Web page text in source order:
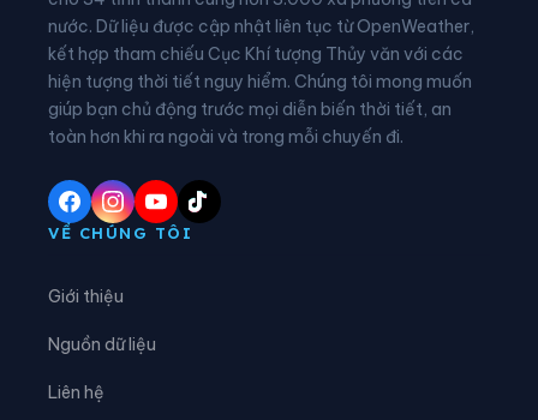
Xã Bảo Lâm 2 Xã Bảo Lâm 3
Xã Bảo Lâm 4 Xã Bảo Lâm 5
Xã Bảo Thuận Xã Cát Tiên
Xã Cát Tiên 2
Xã Cư Jút
nước. Dữ liệu được cập nhật liên tục từ OpenWeather,
kết hợp tham chiếu Cục Khí tượng Thủy văn với các
hiện tượng thời tiết nguy hiểm. Chúng tôi mong muốn
giúp bạn chủ động trước mọi diễn biến thời tiết, an
toàn hơn khi ra ngoài và trong mỗi chuyến đi.
VỀ CHÚNG TÔI
Giới thiệu
Nguồn dữ liệu
Liên hệ